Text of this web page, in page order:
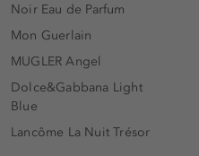
Noir Eau de Parfum
Mon Guerlain
MUGLER Angel
Dolce&Gabbana Light
Blue
Lancôme La Nuit Trésor